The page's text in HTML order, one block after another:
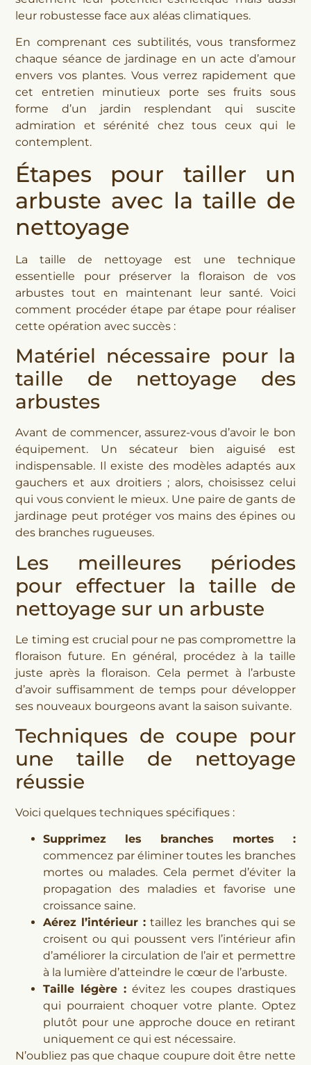
leur robustesse face aux aléas climatiques.
En comprenant ces subtilités, vous transformez
chaque séance de jardinage en un acte d’amour
envers vos plantes. Vous verrez rapidement que
cet entretien minutieux porte ses fruits sous
forme d’un jardin resplendant qui suscite
admiration et sérénité chez tous ceux qui le
contemplent.
Étapes pour tailler un
arbuste avec la taille de
nettoyage
La taille de nettoyage est une technique
essentielle pour préserver la floraison de vos
arbustes tout en maintenant leur santé. Voici
comment procéder étape par étape pour réaliser
cette opération avec succès :
Matériel nécessaire pour la
taille de nettoyage des
arbustes
Avant de commencer, assurez-vous d’avoir le bon
équipement. Un sécateur bien aiguisé est
indispensable. Il existe des modèles adaptés aux
gauchers et aux droitiers ; alors, choisissez celui
qui vous convient le mieux. Une paire de gants de
jardinage peut protéger vos mains des épines ou
des branches rugueuses.
Les meilleures périodes
pour effectuer la taille de
nettoyage sur un arbuste
Le timing est crucial pour ne pas compromettre la
floraison future. En général, procédez à la taille
juste après la floraison. Cela permet à l’arbuste
d’avoir suffisamment de temps pour développer
ses nouveaux bourgeons avant la saison suivante.
Techniques de coupe pour
une taille de nettoyage
réussie
Voici quelques techniques spécifiques :
Supprimez les branches mortes :
commencez par éliminer toutes les branches
mortes ou malades. Cela permet d’éviter la
propagation des maladies et favorise une
croissance saine.
Aérez l’intérieur : taillez les branches qui se
croisent ou qui poussent vers l’intérieur afin
d’améliorer la circulation de l’air et permettre
à la lumière d’atteindre le cœur de l’arbuste.
Taille légère :évitez les coupes drastiques
qui pourraient choquer votre plante. Optez
plutôt pour une approche douce en retirant
uniquement ce qui est nécessaire.
N’oubliez pas que chaque coupure doit être nette